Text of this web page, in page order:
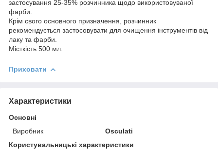
застосування 25-35% розчинника щодо використовуваної
фарби.
Крім свого основного призначення, розчинник
рекомендується застосовувати для очищення інструментів від
лаку та фарби.
Місткість 500 мл.
Приховати
Характеристики
Основні
Виробник
Osculati
Користувальницькі характеристики